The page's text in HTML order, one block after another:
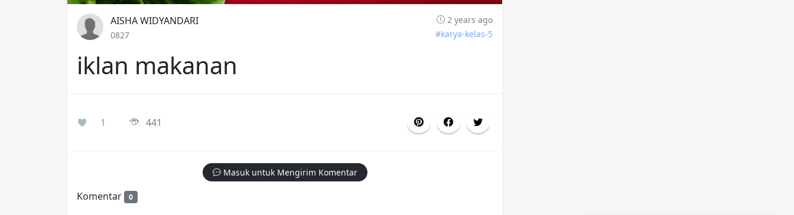
AISHA WIDYANDARI
2 years ago
0827
#karya-kelas-5
iklan makanan
1 441
Masuk untuk Mengirim Komentar
Komentar 0